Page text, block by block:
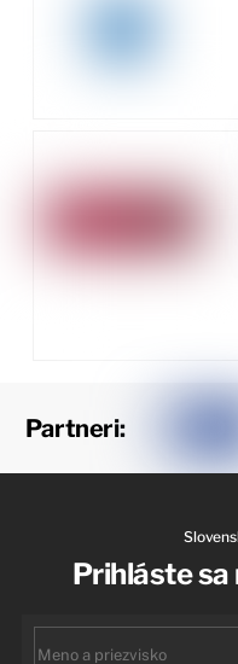
Partneri:
Prihláste sa